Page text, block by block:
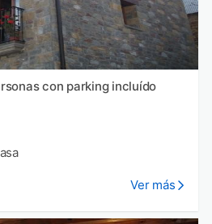
con parking incluído
Ver más